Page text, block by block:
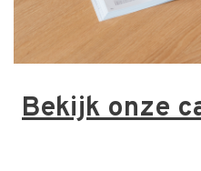
Bekijk onze